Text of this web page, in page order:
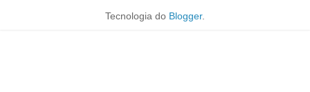
Tecnologia do Blogger.